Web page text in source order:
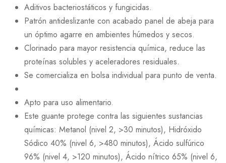
Aditivos bacteriostáticos y fungicidas.
Patrón antideslizante con acabado panel de abeja para
un óptimo agarre en ambientes húmedos y secos.
Clorinado para mayor resistencia química, reduce las
proteínas solubles y aceleradores residuales.
Se comercializa en bolsa individual para punto de venta.
Apto para uso alimentario.
Este guante protege contra las siguientes sustancias
químicas: Metanol (nivel 2, >30 minutos), Hidróxido
Sódico 40% (nivel 6, >480 minutos), Ácido sulfúrico
96% (nivel 4, >120 minutos), Ácido nítrico 65% (nivel 6,